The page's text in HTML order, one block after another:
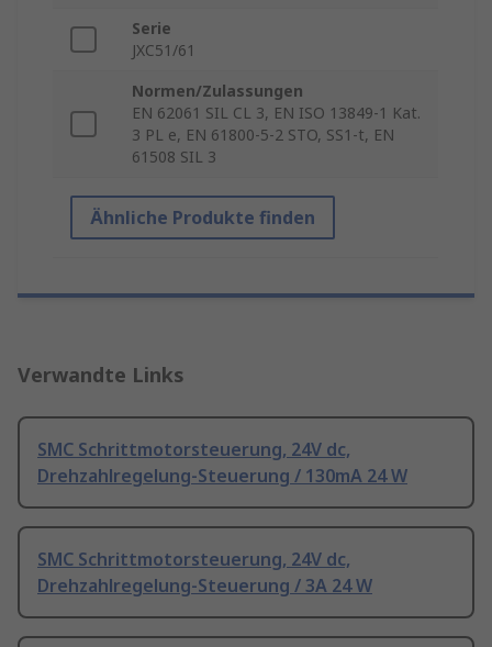
Serie
JXC51/61
Normen/Zulassungen
EN 62061 SIL CL 3, EN ISO 13849-1 Kat.
3 PL e, EN 61800-5-2 STO, SS1-t, EN
61508 SIL 3
Ähnliche Produkte finden
Verwandte Links
SMC Schrittmotorsteuerung, 24V dc,
Drehzahlregelung-Steuerung / 130mA 24 W
SMC Schrittmotorsteuerung, 24V dc,
Drehzahlregelung-Steuerung / 3A 24 W